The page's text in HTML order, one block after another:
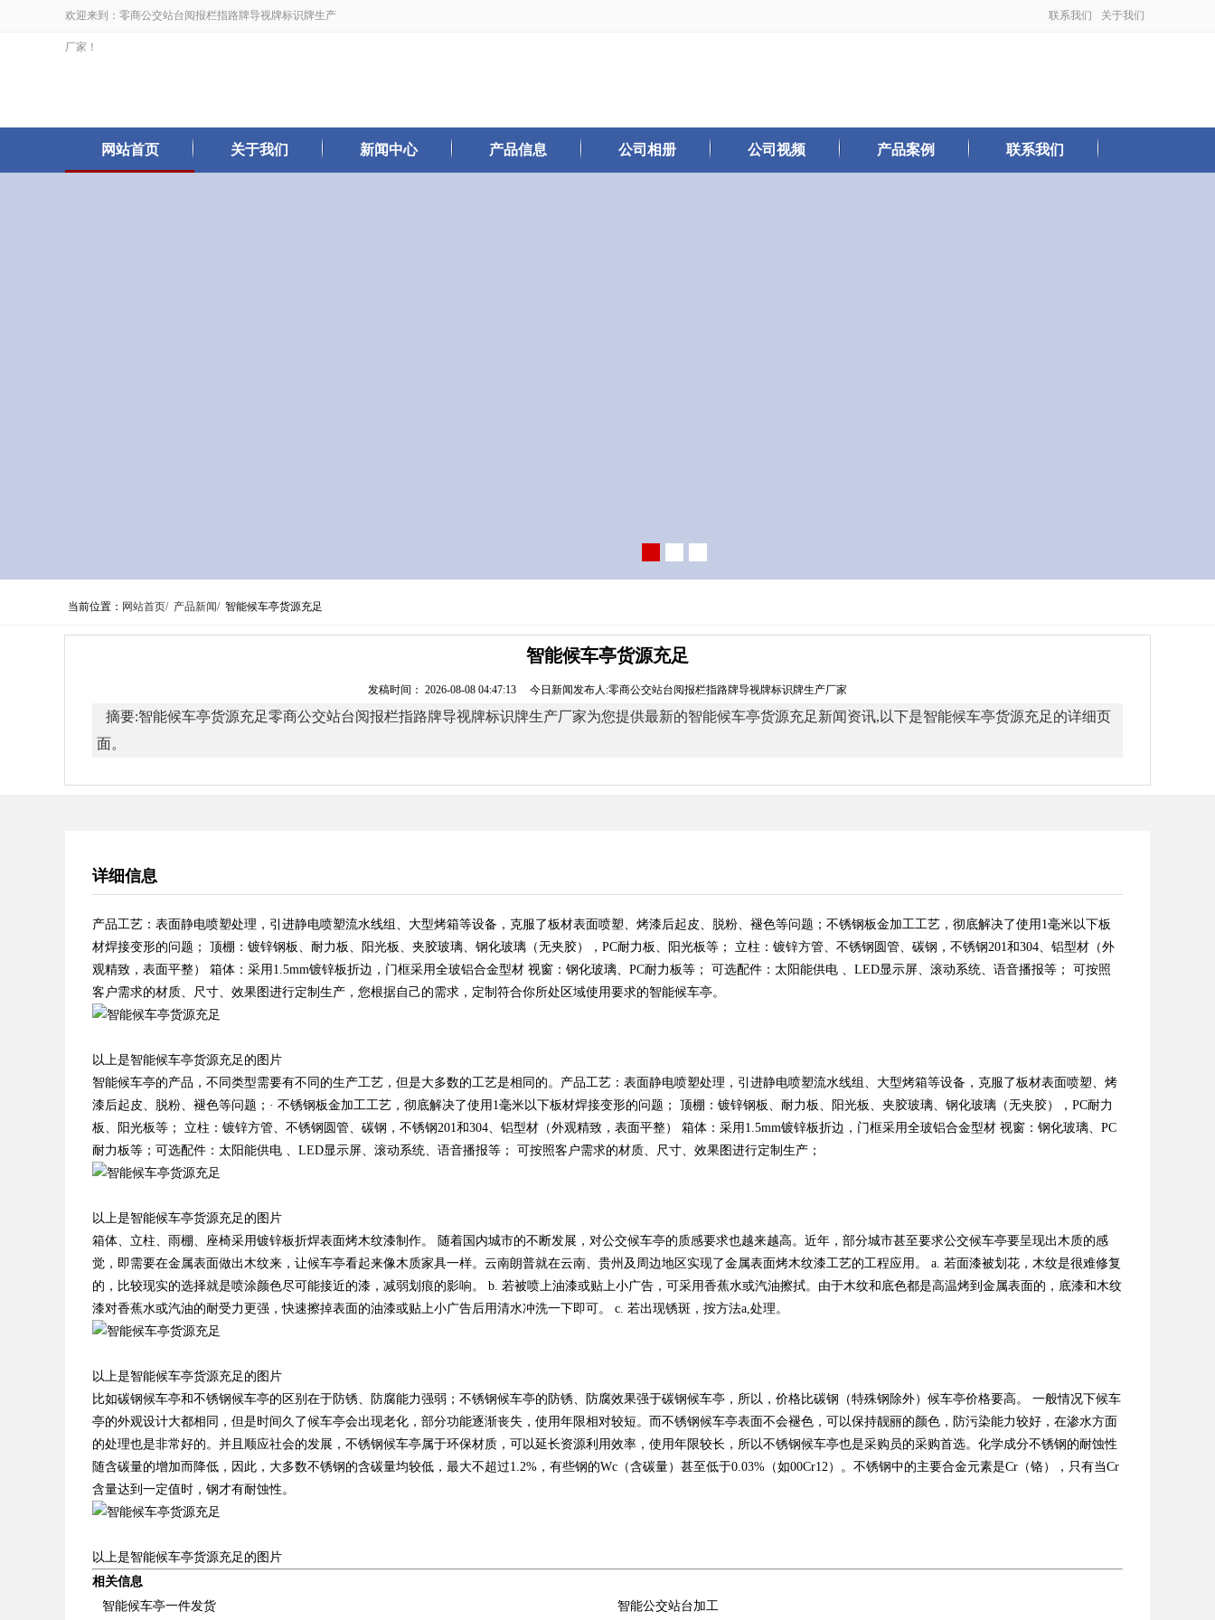
欢迎来到：零商公交站台阅报栏指路牌导视牌标识牌生产
厂家！
联系我们 关于我们
网站首页 关于我们 新闻中心 产品信息 公司相册 公司视频 产品案例 联系我们
当前位置： 网站首页/ 产品新闻/ 智能候车亭货源充足
智能候车亭货源充足
发稿时间： 2026-08-08 04:47:13 今日新闻发布人:零商公交站台阅报栏指路牌导视牌标识牌生产厂家
摘要:智能候车亭货源充足零商公交站台阅报栏指路牌导视牌标识牌生产厂家为您提供最新的智能候车亭货源充足新闻资讯,以下是智能候车亭货源充足的详细页
面。
详细信息
产品工艺：表面静电喷塑处理，引进静电喷塑流水线组、大型烤箱等设备，克服了板材表面喷塑、烤漆后起皮、脱粉、褪色等问题；不锈钢板金加工工艺，彻底解决了使用1毫米以下板
材焊接变形的问题； 顶棚：镀锌钢板、耐力板、阳光板、夹胶玻璃、钢化玻璃（无夹胶），PC耐力板、阳光板等； 立柱：镀锌方管、不锈钢圆管、碳钢，不锈钢201和304、铝型材（外
观精致，表面平整） 箱体：采用1.5mm镀锌板折边，门框采用全玻铝合金型材 视窗：钢化玻璃、PC耐力板等； 可选配件：太阳能供电 、LED显示屏、滚动系统、语音播报等； 可按照
客户需求的材质、尺寸、效果图进行定制生产，您根据自己的需求，定制符合你所处区域使用要求的智能候车亭。
以上是智能候车亭货源充足的图片
智能候车亭的产品，不同类型需要有不同的生产工艺，但是大多数的工艺是相同的。产品工艺：表面静电喷塑处理，引进静电喷塑流水线组、大型烤箱等设备，克服了板材表面喷塑、烤
漆后起皮、脱粉、褪色等问题；· 不锈钢板金加工工艺，彻底解决了使用1毫米以下板材焊接变形的问题； 顶棚：镀锌钢板、耐力板、阳光板、夹胶玻璃、钢化玻璃（无夹胶），PC耐力
板、阳光板等； 立柱：镀锌方管、不锈钢圆管、碳钢，不锈钢201和304、铝型材（外观精致，表面平整） 箱体：采用1.5mm镀锌板折边，门框采用全玻铝合金型材 视窗：钢化玻璃、PC
耐力板等；可选配件：太阳能供电 、LED显示屏、滚动系统、语音播报等； 可按照客户需求的材质、尺寸、效果图进行定制生产；
以上是智能候车亭货源充足的图片
箱体、立柱、雨棚、座椅采用镀锌板折焊表面烤木纹漆制作。 随着国内城市的不断发展，对公交候车亭的质感要求也越来越高。近年，部分城市甚至要求公交候车亭要呈现出木质的感
觉，即需要在金属表面做出木纹来，让候车亭看起来像木质家具一样。云南朗普就在云南、贵州及周边地区实现了金属表面烤木纹漆工艺的工程应用。 a. 若面漆被划花，木纹是很难修复
的，比较现实的选择就是喷涂颜色尽可能接近的漆，减弱划痕的影响。 b. 若被喷上油漆或贴上小广告，可采用香蕉水或汽油擦拭。由于木纹和底色都是高温烤到金属表面的，底漆和木纹
漆对香蕉水或汽油的耐受力更强，快速擦掉表面的油漆或贴上小广告后用清水冲洗一下即可。 c. 若出现锈斑，按方法a,处理。
以上是智能候车亭货源充足的图片
比如碳钢候车亭和不锈钢候车亭的区别在于防锈、防腐能力强弱；不锈钢候车亭的防锈、防腐效果强于碳钢候车亭，所以，价格比碳钢（特殊钢除外）候车亭价格要高。 一般情况下候车
亭的外观设计大都相同，但是时间久了候车亭会出现老化，部分功能逐渐丧失，使用年限相对较短。而不锈钢候车亭表面不会褪色，可以保持靓丽的颜色，防污染能力较好，在渗水方面
的处理也是非常好的。并且顺应社会的发展，不锈钢候车亭属于环保材质，可以延长资源利用效率，使用年限较长，所以不锈钢候车亭也是采购员的采购首选。化学成分不锈钢的耐蚀性
随含碳量的增加而降低，因此，大多数不锈钢的含碳量均较低，最大不超过1.2%，有些钢的Wc（含碳量）甚至低于0.03%（如00Cr12）。不锈钢中的主要合金元素是Cr（铬），只有当Cr
含量达到一定值时，钢才有耐蚀性。
以上是智能候车亭货源充足的图片
相关信息
智能候车亭一件发货
智能公交站台加工